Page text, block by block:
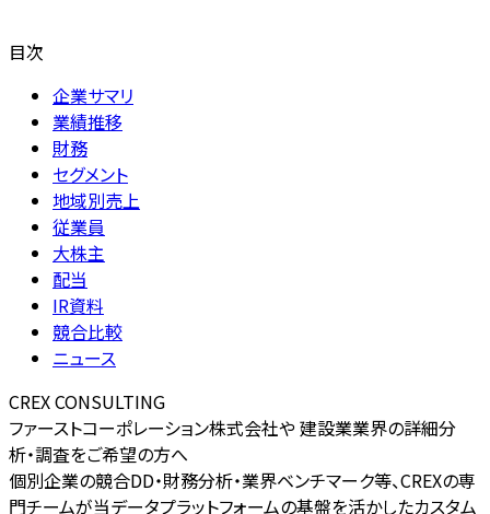
目次
企業サマリ
業績推移
財務
セグメント
地域別売上
従業員
大株主
配当
IR資料
競合比較
ニュース
CREX CONSULTING
ファーストコーポレーション株式会社や 建設業業界の詳細分
析・調査をご希望の方へ
個別企業の競合DD・財務分析・業界ベンチマーク等、CREXの専
門チームが当データプラットフォームの基盤を活かしたカスタム